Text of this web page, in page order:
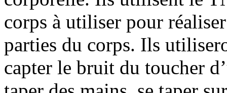
corps à utiliser pour
parties du corps. Ils
capter le bruit du toucher